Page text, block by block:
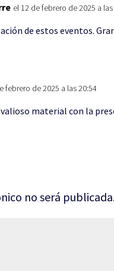
el 12 de febrero de 2025 a
de estos eventos.
febrero de 2025 a las 20:54
material con la
no será